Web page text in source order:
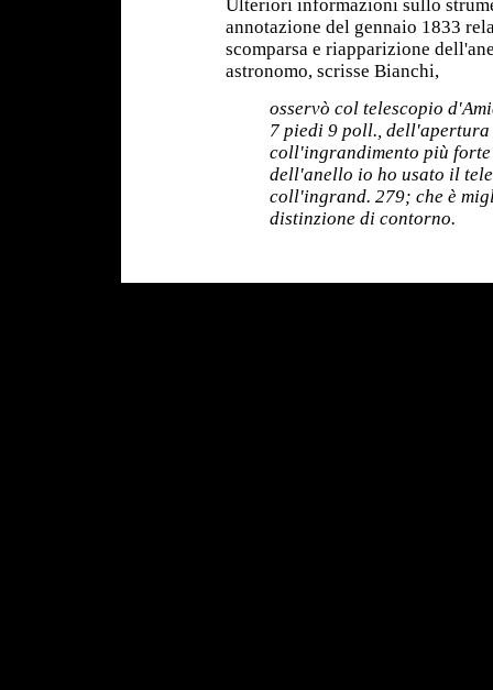
Ulteriori informazioni sullo
annotazione del gennaio 1833
scomparsa e riapparizione
astronomo, scrisse Bianchi,
osservò col telescopio
7 piedi 9 poll.,
coll'ingrandimento più
dell'anello io ho usato il
coll'ingrand. 279; che è
distinzione di contorno.